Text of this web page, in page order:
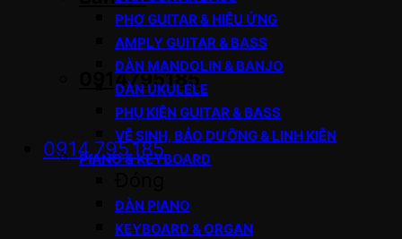
0914795185
0914.795.185
PHƠ GUITAR & HIỆU ỨNG
AMPLY GUITAR & BASS
ĐÀN MANDOLIN & BANJO
ĐÀN UKULELE
PHỤ KIỆN GUITAR & BASS
VỆ SINH, BẢO DƯỠNG & LINH KIỆN
PIANO & KEYBOARD
ĐÀN PIANO
KEYBOARD & ORGAN